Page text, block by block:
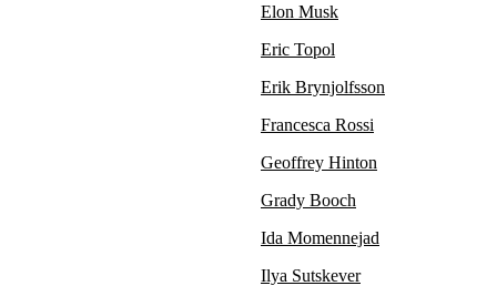
Elon Musk
Eric Topol
Erik Brynjolfsson
Francesca Rossi
Geoffrey Hinton
Grady Booch
Ida Momennejad
Ilya Sutskever